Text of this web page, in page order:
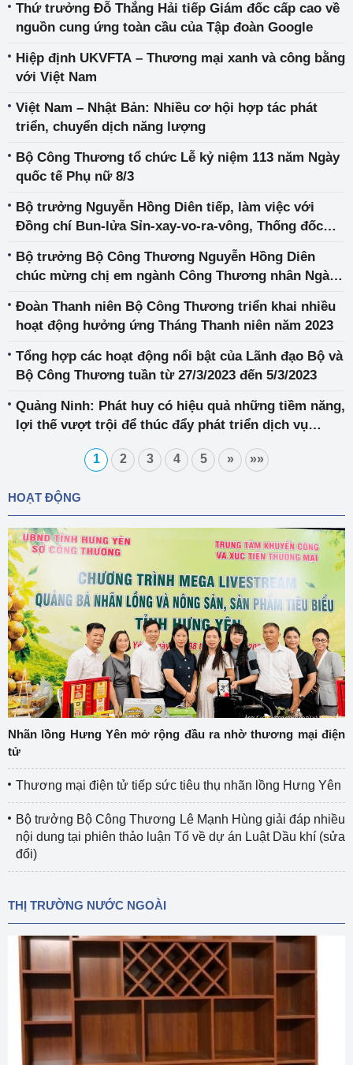
Thứ trưởng Đỗ Thắng Hải tiếp Giám đốc cấp cao về
nguồn cung ứng toàn cầu của Tập đoàn Google
Hiệp định UKVFTA – Thương mại xanh và công bằng
với Việt Nam
Việt Nam – Nhật Bản: Nhiều cơ hội hợp tác phát
triển, chuyển dịch năng lượng
Bộ Công Thương tổ chức Lễ kỷ niệm 113 năm Ngày
quốc tế Phụ nữ 8/3
Bộ trưởng Nguyễn Hồng Diên tiếp, làm việc với
Đồng chí Bun-lửa Sỉn-xay-vo-ra-vông, Thống đốc
Bộ trưởng Bộ Công Thương Nguyễn Hồng Diên
chúc mừng chị em ngành Công Thương nhân Ngày
Đoàn Thanh niên Bộ Công Thương triển khai nhiều
hoạt động hưởng ứng Tháng Thanh niên năm 2023
Tổng hợp các hoạt động nổi bật của Lãnh đạo Bộ và
Bộ Công Thương tuần từ 27/3/2023 đến 5/3/2023
Quảng Ninh: Phát huy có hiệu quả những tiềm năng,
lợi thế vượt trội để thúc đẩy phát triển dịch vụ
1 2 3 4 5 » »»
HOẠT ĐỘNG
Nhãn lồng Hưng Yên mở rộng đầu ra nhờ thương mại điện
tử
Thương mại điện tử tiếp sức tiêu thụ nhãn lồng Hưng Yên
Bộ trưởng Bộ Công Thương Lê Mạnh Hùng giải đáp nhiều
nội dung tại phiên thảo luận Tổ về dự án Luật Dầu khí (sửa
đổi)
THỊ TRƯỜNG NƯỚC NGOÀI